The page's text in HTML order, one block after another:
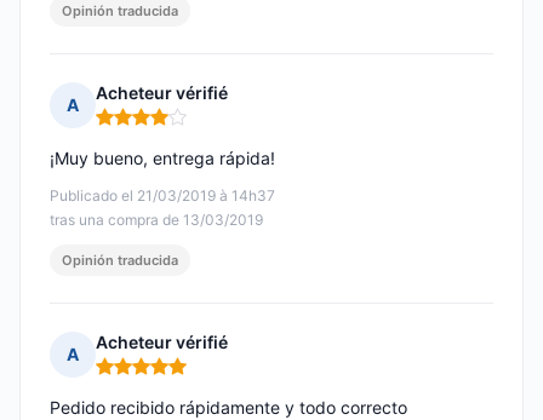
Opinión traducida
A
Acheteur vérifié
Nota: 4 de 5
Publicado el 21/03/2019 à 14h37
tras una compra de 13/03/2019
¡Muy bueno, entrega rápida!
Opinión traducida
A
Acheteur vérifié
Nota: 5 de 5
Pedido recibido rápidamente y todo correcto